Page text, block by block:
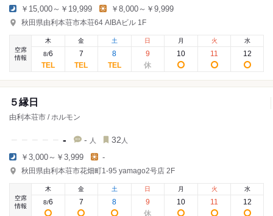
￥15,000～￥19,999 ￥8,000～￥9,999
秋田県由利本荘市本荘64 AIBAビル 1F
空席
情報
木
8/6
金
7
土
8
日
9
月
10
火
11
水
12
５縁日
由利本荘市 / ホルモン
- - 人 32 人
￥3,000～￥3,999 -
秋田県由利本荘市花畑町1-95 yamago2号店 2F
空席
情報
木
8/6
金
7
土
8
日
9
月
10
火
11
水
12